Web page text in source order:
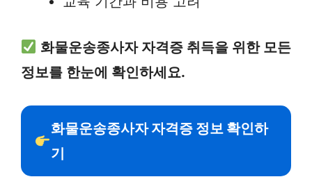
화물운송종사자 자격증 취득을 위한 모든
정보를 한눈에 확인하세요.
화물운송종사자 자격증 정보 확인하
기